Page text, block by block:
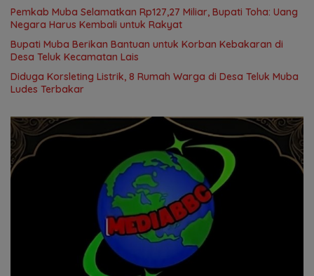
Pemkab Muba Selamatkan Rp127,27 Miliar, Bupati Toha: Uang
Negara Harus Kembali untuk Rakyat
Bupati Muba Berikan Bantuan untuk Korban Kebakaran di
Desa Teluk Kecamatan Lais
Diduga Korsleting Listrik, 8 Rumah Warga di Desa Teluk Muba
Ludes Terbakar